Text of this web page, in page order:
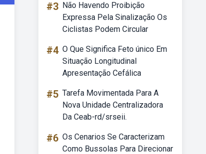
#3 Não Havendo Proibição
Expressa Pela Sinalização Os
Ciclistas Podem Circular
#4 O Que Significa Feto único Em
Situação Longitudinal
Apresentação Cefálica
#5 Tarefa Movimentada Para A
Nova Unidade Centralizadora
Da Ceab-rd/srseii.
#6 Os Cenarios Se Caracterizam
Como Bussolas Para Direcionar